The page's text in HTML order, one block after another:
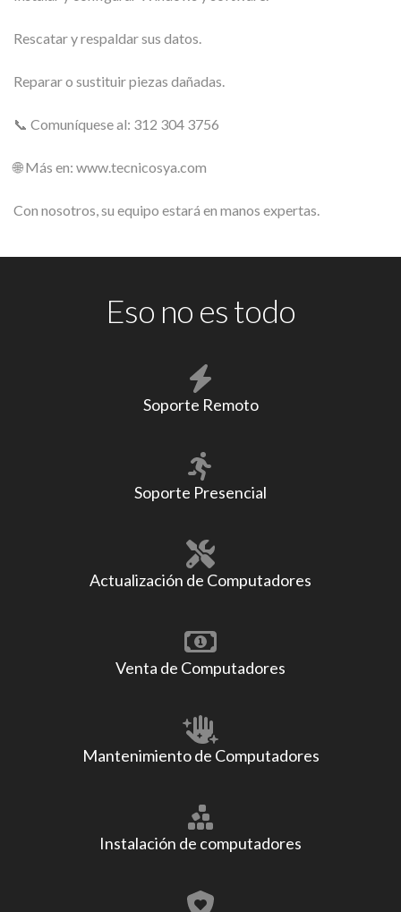
Rescatar y respaldar sus datos.
Reparar o sustituir piezas dañadas.
📞 Comuníquese al: 312 304 3756
🌐 Más en: www.tecnicosya.com
Con nosotros, su equipo estará en manos expertas.
Eso no es todo
Soporte Remoto
Soporte Presencial
Actualización de Computadores
Venta de Computadores
Mantenimiento de Computadores
Instalación de computadores